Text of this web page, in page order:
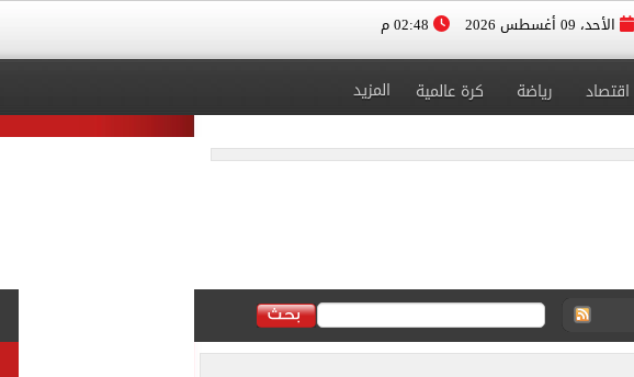
الأحد، 09 أغسطس 2026
اقتصاد رياضة كرة عالمية المزيد